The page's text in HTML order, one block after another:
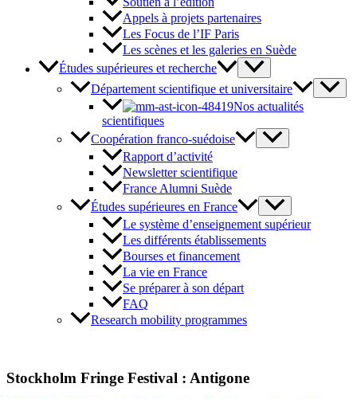
Appels à projets partenaires
Les Focus de l’IF Paris
Les scènes et les galeries en Suède
Études supérieures et recherche
Département scientifique et universitaire
Nos actualités
scientifiques
Coopération franco-suédoise
Rapport d’activité
Newsletter scientifique
France Alumni Suède
Études supérieures en France
Le système d’enseignement supérieur
Les différents établissements
Bourses et financement
La vie en France
Se préparer à son départ
FAQ
Research mobility programmes
Stockholm Fringe Festival : Antigone